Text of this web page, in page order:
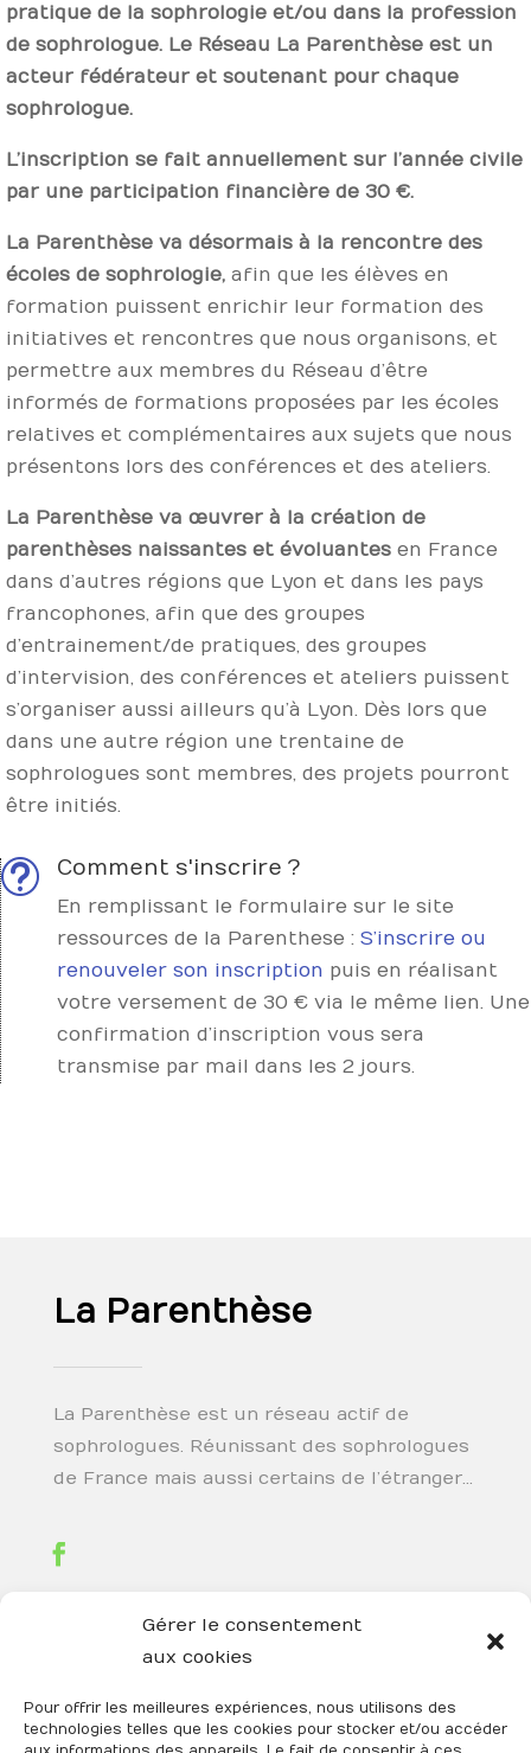
Gérer le consentement
aux cookies
Pour offrir les meilleures expériences, nous utilisons des
technologies telles que les cookies pour stocker et/ou accéder
pratique de la sophrologie et/ou dans la profession
de sophrologue. Le Réseau La Parenthèse est un
acteur fédérateur et soutenant pour chaque
sophrologue.
L’inscription se fait annuellement sur l’année civile
par une participation financière de 30 €.
La Parenthèse va désormais à la rencontre des
écoles de sophrologie, afin que les élèves en
formation puissent enrichir leur formation des
initiatives et rencontres que nous organisons, et
permettre aux membres du Réseau d’être
informés de formations proposées par les écoles
relatives et complémentaires aux sujets que nous
présentons lors des conférences et des ateliers.
La Parenthèse va œuvrer à la création de
parenthèses naissantes et évoluantes en France
dans d’autres régions que Lyon et dans les pays
francophones, afin que des groupes
d’entrainement/de pratiques, des groupes
d’intervision, des conférences et ateliers puissent
s’organiser aussi ailleurs qu’à Lyon. Dès lors que
dans une autre région une trentaine de
sophrologues sont membres, des projets pourront
être initiés.
t Comment s'inscrire ?
En remplissant le formulaire sur le site
ressources de la Parenthese : S’inscrire ou
renouveler son inscription puis en réalisant
votre versement de 30 € via le même lien. Une
confirmation d’inscription vous sera
transmise par mail dans les 2 jours.
La Parenthèse
La Parenthèse est un réseau actif de
sophrologues. Réunissant des sophrologues
de France mais aussi certains de l’étranger…
Téléphone
06 27 79 15 49